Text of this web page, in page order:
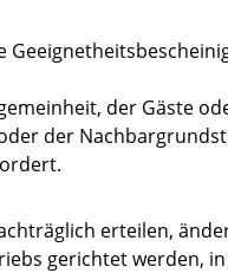
der Gäste
der
erteilen,
gerichtet werden,